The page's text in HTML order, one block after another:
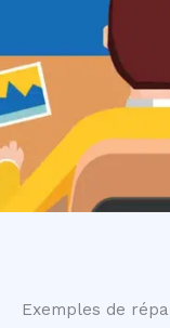
Exemples de